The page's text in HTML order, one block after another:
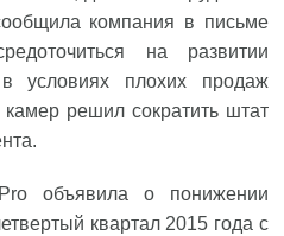
компания в письме
на развитии
условиях плохих продаж
камер решил сократить штат
объявила о понижении
квартал 2015 года с